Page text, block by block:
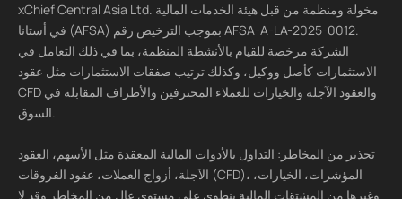
xChief Central Asia Ltd. مخولة ومنظمة من قبل هيئة الخدمات المالية
في أستانا (AFSA) بموجب الترخيص رقم AFSA-A-LA-2025-0012.
الشركة مرخصة للقيام بالأنشطة المنظمة، بما في ذلك التعامل في
الاستثمارات كأصل ووكيل، وكذلك ترتيب صفقات الاستثمارات مثل عقود
CFD والعقود الآجلة والخيارات للعملاء المحترفين والأطراف المقابلة في
السوق.
تحذير من المخاطر: التداول بالأدوات المالية المعقدة مثل الأسهم، العقود
الآجلة، أزواج العملات، عقود الفروقات (CFD)، المؤشرات، الخيارات،
وغيرها من المشتقات المالية ينطوي على مستوى عالٍ من المخاطر وقد لا